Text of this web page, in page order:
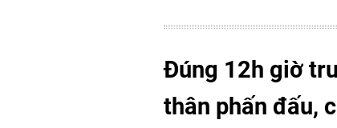
Đúng 12h giờ
thân phấn đấu,